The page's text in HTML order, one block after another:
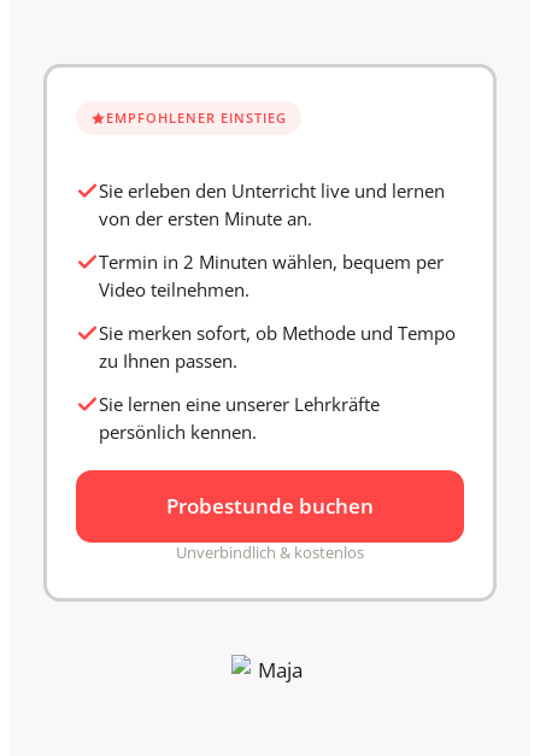
EMPFOHLENER EINSTIEG
Sie erleben den Unterricht live und lernen
von der ersten Minute an.
Termin in 2 Minuten wählen, bequem per
Video teilnehmen.
Sie merken sofort, ob Methode und Tempo
zu Ihnen passen.
Sie lernen eine unserer Lehrkräfte
persönlich kennen.
Probestunde buchen
Unverbindlich & kostenlos